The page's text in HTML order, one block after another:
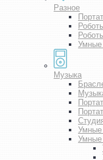
Разное
Музыка
Умные
Умные